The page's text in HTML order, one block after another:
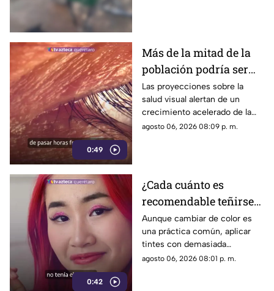
IMAGENES SENSIBLES
0:49
Más de la mitad de la
población podría ser
miope en 2050;
especialistas advierten
las causas
Las proyecciones sobre la
salud visual alertan de un
crecimiento acelerado de la
miopía y señalan que pasar
agosto 06, 2026 08:09 p. m.
0:42
¿Cada cuánto es
recomendable teñirse
el cabello?
Especialistas explican
por qué hacerlo
seguido puede dañarlo
Aunque cambiar de color es
una práctica común, aplicar
tintes con demasiada
frecuencia puede afectar la
agosto 06, 2026 08:01 p. m.